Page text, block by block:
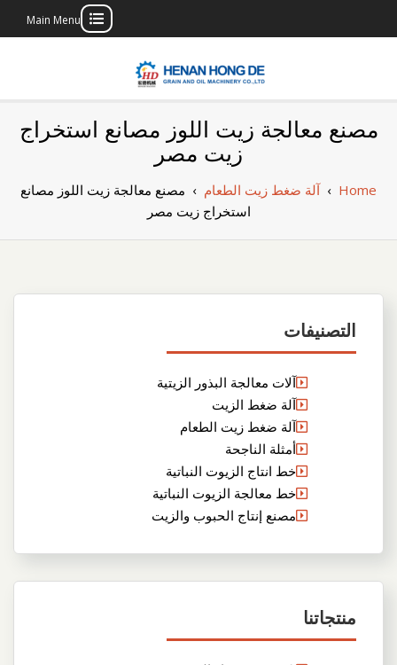
Main Menu
بناء مصنع إنتاج
الزيوت النباتية
الخاص بك
مصنع معالجة زيت اللوز مصانع استخراج
زيت مصر
Home
›آلة ضغط زيت الطعام › مصنع معالجة زيت اللوز مصانع
استخراج زيت مصر
التصنيفات
آلات معالجة البذور الزيتية
آلة ضغط الزيت
آلة ضغط زيت الطعام
أمثلة الناجحة
خط انتاج الزيوت النباتية
خط معالجة الزيوت النباتية
مصنع إنتاج الحبوب والزيت
منتجاتنا